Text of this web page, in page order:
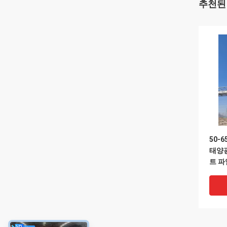
추천
50-
태양
트